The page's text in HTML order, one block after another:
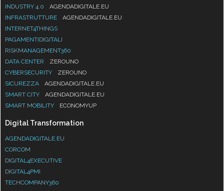
INDUSTRY 4.0
AGENDADIGITALE.EU
INFRASTRUTTURE
AGENDADIGITALE.EU
INTERNET4THINGS
PAGAMENTIDIGITALI
RISKMANAGEMENT360
DATA CENTER
ZEROUNO
CYBERSECURITY
ZEROUNO
SICUREZZA
AGENDADIGITALE.EU
SMART CITY
AGENDADIGITALE.EU
SMART MOBILITY
ECONOMYUP
Digital Transformation
AGENDADIGITALE.EU
CORCOM
DIGITAL4EXECUTIVE
DIGITAL4PMI
TECHCOMPANY360